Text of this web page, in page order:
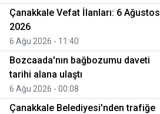
Çanakkale Vefat İlanları: 6 Ağustos
2026
6 Ağu 2026 - 11:40
Bozcaada'nın bağbozumu daveti
tarihi alana ulaştı
6 Ağu 2026 - 00:08
Çanakkale Belediyesi'nden trafiğe